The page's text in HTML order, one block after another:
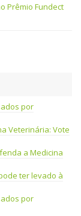
Prêmio Fundect
por
Veterinária: Vote
a Medicina
ter levado à
por